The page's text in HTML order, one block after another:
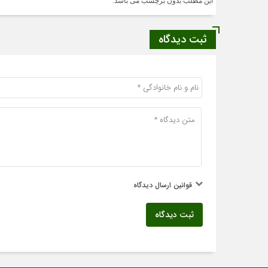
ثبت دیدگاه
قوانین ارسال دیدگاه
ثبت دیدگاه